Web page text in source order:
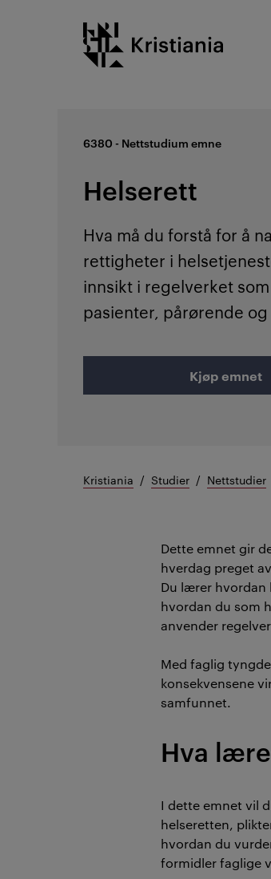
Kristiania logo
6380 - Nettstudium emne
Helserett
Hva må du forstå for å
rettigheter i
innsikt i regelverket
pasienter, pårørende
Kjøp emnet
Kristiania Studier Nettstudier
Dette emnet gir
hverdag preget
Du lærer hvordan
hvordan du som
anvender
Med faglig
konsekvensene
samfunnet.
Hva
I dette emnet vil
helseretten,
hvordan du
formidler faglige